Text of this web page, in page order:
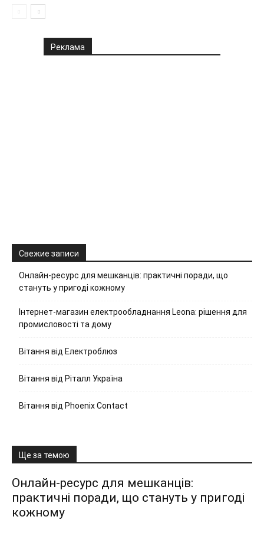
Реклама
Свежие записи
Онлайн-ресурс для мешканців: практичні поради, що
стануть у пригоді кожному
Інтернет-магазин електрообладнання Leona: рішення для
промисловості та дому
Вітання від Електроблюз
Вітання від Ріталл Україна
Вітання від Phoenix Contact
Ще за темою
Онлайн-ресурс для мешканців:
практичні поради, що стануть у пригоді
кожному